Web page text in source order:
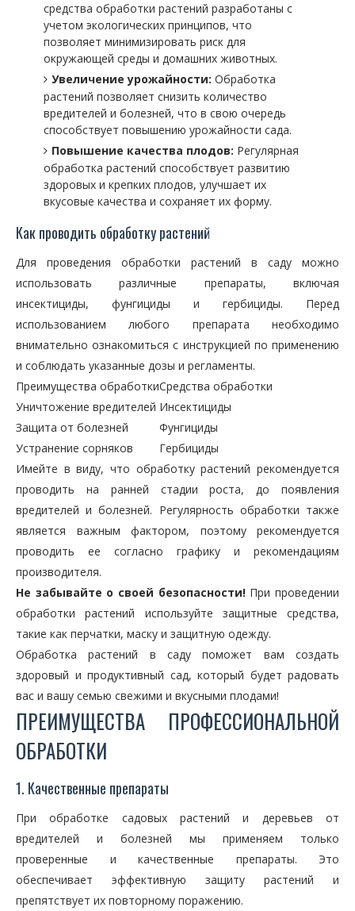
средства обработки растений разработаны с
учетом экологических принципов, что
позволяет минимизировать риск для
окружающей среды и домашних животных.
Увеличение урожайности: Обработка
растений позволяет снизить количество
вредителей и болезней, что в свою очередь
способствует повышению урожайности сада.
Повышение качества плодов: Регулярная
обработка растений способствует развитию
здоровых и крепких плодов, улучшает их
вкусовые качества и сохраняет их форму.
Как проводить обработку растений
Для проведения обработки растений в саду можно
использовать различные препараты, включая
инсектициды, фунгициды и гербициды. Перед
использованием любого препарата необходимо
внимательно ознакомиться с инструкцией по применению
и соблюдать указанные дозы и регламенты.
Преимущества обработкиСредства обработки
Уничтожение вредителей Инсектициды
Защита от болезней
Фунгициды
Устранение сорняков
Гербициды
Имейте в виду, что обработку растений рекомендуется
проводить на ранней стадии роста, до появления
вредителей и болезней. Регулярность обработки также
является важным фактором, поэтому рекомендуется
проводить ее согласно графику и рекомендациям
производителя.
Не забывайте о своей безопасности!При проведении
обработки растений используйте защитные средства,
такие как перчатки, маску и защитную одежду.
Обработка растений в саду поможет вам создать
здоровый и продуктивный сад, который будет радовать
вас и вашу семью свежими и вкусными плодами!
ПРЕИМУЩЕСТВА ПРОФЕССИОНАЛЬНОЙ
ОБРАБОТКИ
1. Качественные препараты
При обработке садовых растений и деревьев от
вредителей и болезней мы применяем только
проверенные и качественные препараты. Это
обеспечивает эффективную защиту растений и
препятствует их повторному поражению.